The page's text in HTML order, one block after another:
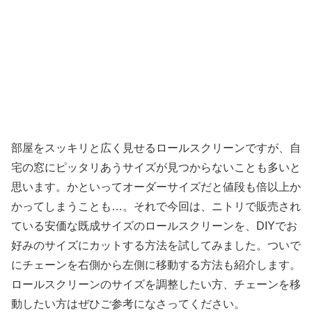
部屋をスッキリと広く見せるロールスクリーンですが、自
宅の窓にピッタリあうサイズが見つからないことも多いと
思います。かといってオーダーサイズだと値段も倍以上か
かってしまうことも…。それで今回は、ニトリで販売され
ている安価な既成サイズのロールスクリーンを、DIYでお
好みのサイズにカットする方法を試してみました。ついで
にチェーンを右側から左側に移動する方法も紹介します。
ロールスクリーンのサイズを調整したい方、チェーンを移
動したい方はぜひご参考になさってください。